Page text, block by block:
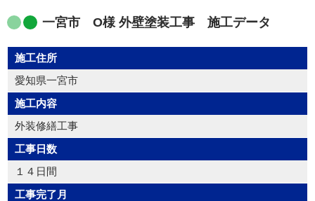
一宮市 O様 外壁塗装工事 施工データ
施工住所
愛知県一宮市
施工内容
外装修繕工事
工事日数
１４日間
工事完了月